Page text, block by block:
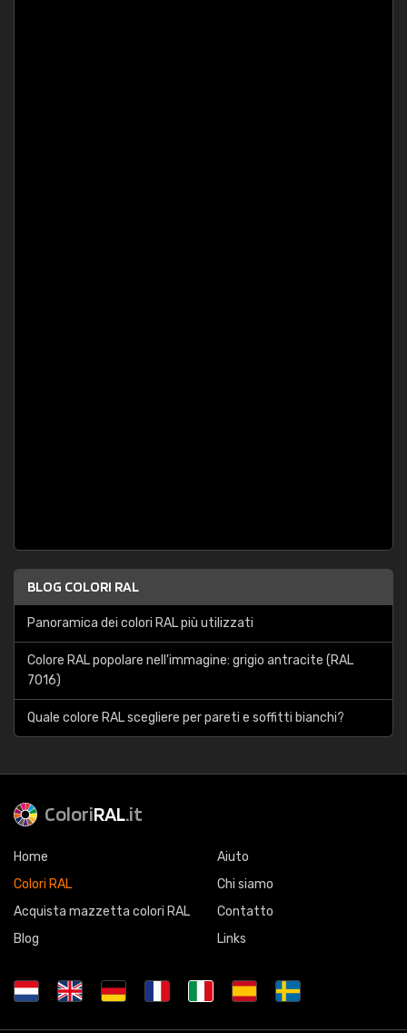
BLOG COLORI RAL
Panoramica dei colori RAL più utilizzati
Colore RAL popolare nell'immagine: grigio antracite (RAL
7016)
Quale colore RAL scegliere per pareti e soffitti bianchi?
ColoriRAL.it
Home
Colori RAL
Acquista mazzetta colori RAL
Blog
Aiuto
Chi siamo
Contatto
Links